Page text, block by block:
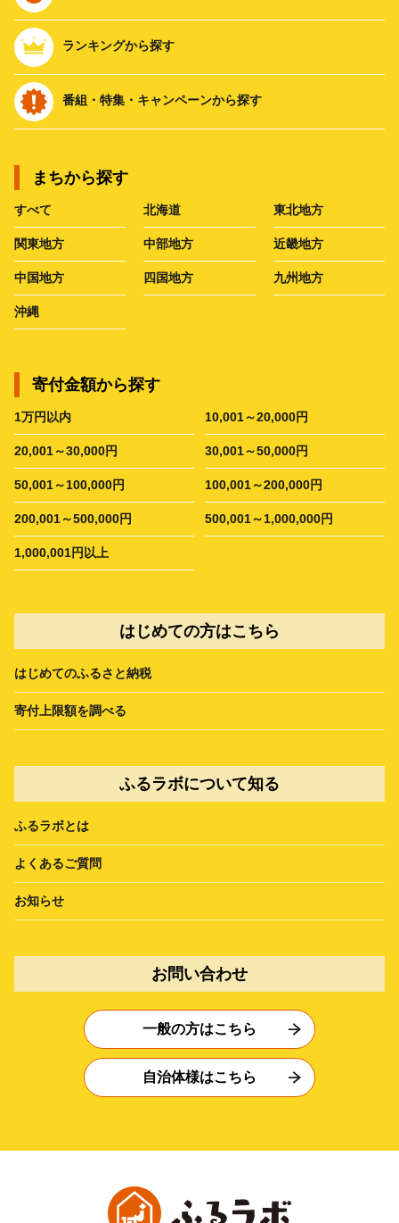
ランキングから探す
番組・特集・キャンペーンから探す
まちから探す
すべて 北海道 東北地方
関東地方 中部地方 近畿地方
中国地方 四国地方 九州地方
沖縄
寄付金額から探す
1万円以内 10,001～20,000円
20,001～30,000円 30,001～50,000円
50,001～100,000円 100,001～200,000円
200,001～500,000円 500,001～1,000,000円
1,000,001円以上
はじめての方はこちら
はじめてのふるさと納税
寄付上限額を調べる
ふるラボについて知る
ふるラボとは
よくあるご質問
お知らせ
お問い合わせ
一般の方はこちら
自治体様はこちら